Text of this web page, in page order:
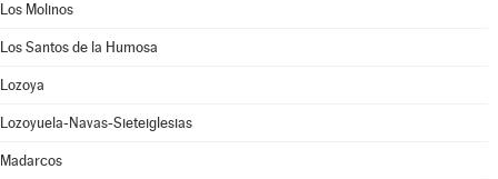
Los Molinos
Los Santos de la Humosa
Lozoya
Lozoyuela-Navas-Sieteiglesias
Madarcos